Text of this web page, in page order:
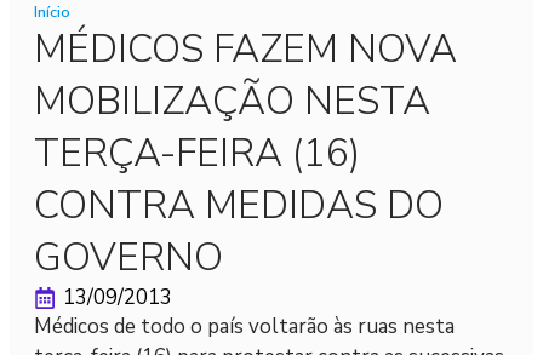
Início
MÉDICOS FAZEM NOVA
MOBILIZAÇÃO NESTA
TERÇA-FEIRA (16)
CONTRA MEDIDAS DO
GOVERNO
13/09/2013
Médicos de todo o país voltarão às ruas nesta